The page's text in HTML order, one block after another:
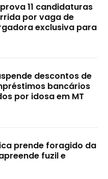
11 candidaturas
por vaga de
exclusiva para
descontos de
bancários
por idosa em MT
prende foragido da
fuzil e